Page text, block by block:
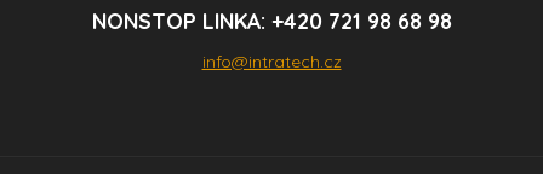
NONSTOP LINKA: +420 721 98 68 98
info@intratech.cz